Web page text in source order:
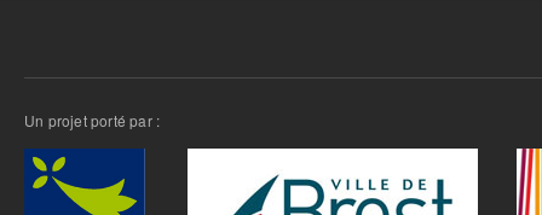
Un projet porté par :